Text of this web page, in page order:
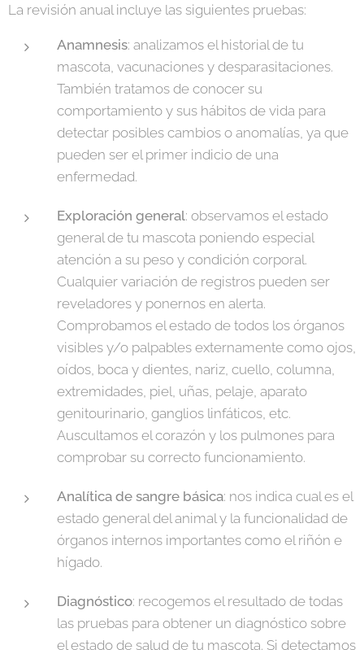
La revisión anual incluye las siguientes pruebas:
Anamnesis: analizamos el historial de tu
mascota, vacunaciones y desparasitaciones.
También tratamos de conocer su
comportamiento y sus hábitos de vida para
detectar posibles cambios o anomalías, ya que
pueden ser el primer indicio de una
enfermedad.
Exploración general: observamos el estado
general de tu mascota poniendo especial
atención a su peso y condición corporal.
Cualquier variación de registros pueden ser
reveladores y ponernos en alerta.
Comprobamos el estado de todos los órganos
visibles y/o palpables externamente como ojos,
oídos, boca y dientes, nariz, cuello, columna,
extremidades, piel, uñas, pelaje, aparato
genitourinario, ganglios linfáticos, etc.
Auscultamos el corazón y los pulmones para
comprobar su correcto funcionamiento.
Analítica de sangre básica: nos indica cual es el
estado general del animal y la funcionalidad de
órganos internos importantes como el riñón e
hígado.
Diagnóstico: recogemos el resultado de todas
las pruebas para obtener un diagnóstico sobre
el estado de salud de tu mascota. Si detectamos